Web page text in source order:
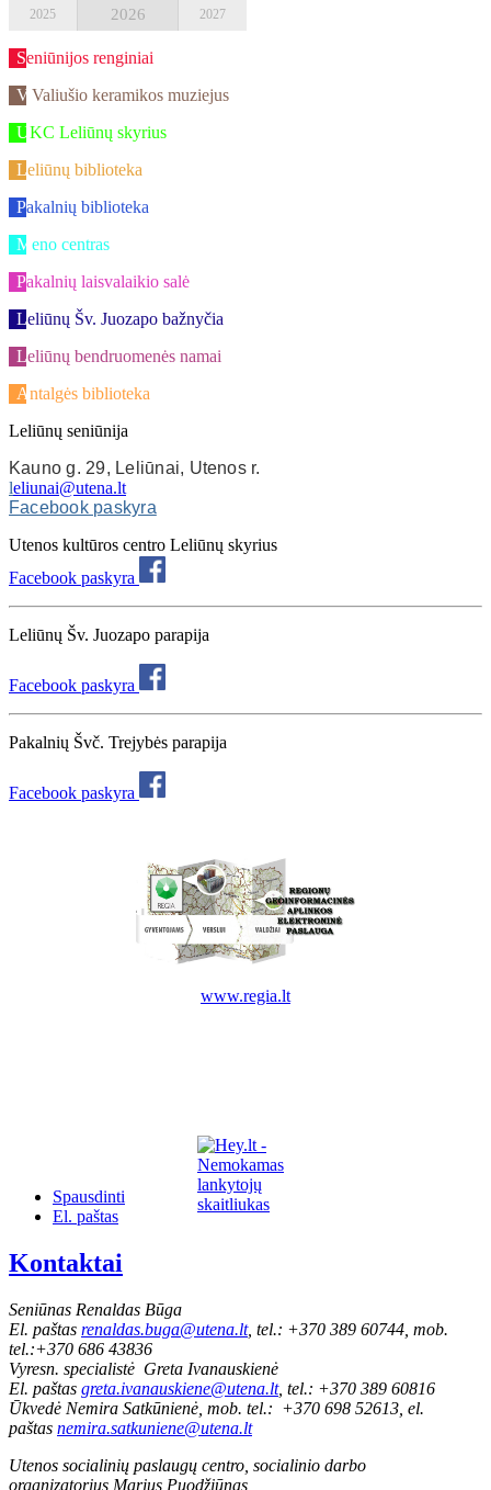
2025
2026 2027
Seniūnijos renginiai
V.Valiušio keramikos muziejus
UKC Leliūnų skyrius
Leliūnų biblioteka
Pakalnių biblioteka
Meno centras
Pakalnių laisvalaikio salė
Leliūnų Šv. Juozapo bažnyčia
Leliūnų bendruomenės namai
Antalgės biblioteka
Leliūnų seniūnija
Kauno g. 29, Leliūnai, Utenos r.
leliunai@utena.lt
Facebook paskyra
Utenos kultūros centro Leliūnų skyrius
Facebook paskyra
Leliūnų Šv. Juozapo parapija
Facebook paskyra
Pakalnių Švč. Trejybės parapija
Facebook paskyra
www.regia.lt
Spausdinti
El. paštas
Kontaktai
Seniūnas Renaldas Būga
El. paštas renaldas.buga@utena.lt, tel.: +370 389 60744, mob.
tel.:+370 686 43836
Vyresn. specialistė Greta Ivanauskienė
El. paštas greta.ivanauskiene@utena.lt, tel.: +370 389 60816
Ūkvedė Nemira Satkūnienė, mob. tel.: +370 698 52613, el.
paštas nemira.satkuniene@utena.lt
Utenos socialinių paslaugų centro, socialinio darbo
organizatorius Marius Puodžiūnas